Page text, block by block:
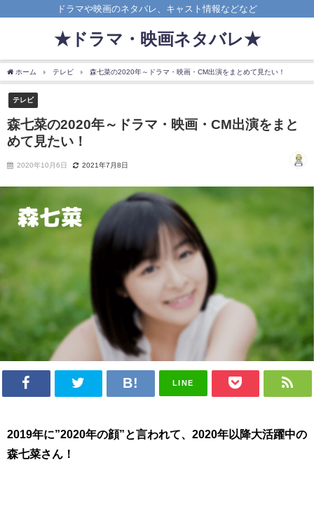
ドラマや映画のネタバレ、キャスト情報などなど
★ドラマ・映画ネタバレ★
ホーム テレビ 森七菜の2020年～ドラマ・映画・CM出演をまとめて見たい！
テレビ
森七菜の2020年～ドラマ・映画・CM出演をまと
めて見たい！
2020年10月6日 2021年7月8日
LINE
2019年に”2020年の顔”と言われて、2020年以降大活躍中の
森七菜さん！